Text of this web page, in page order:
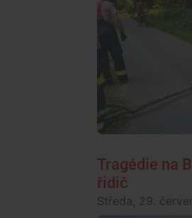
Tragédie na
řidič
Středa, 29.